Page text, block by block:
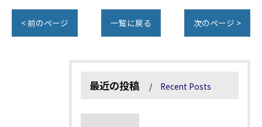
< 前のページ 一覧に戻る 次のページ >
最近の投稿 Recent Posts